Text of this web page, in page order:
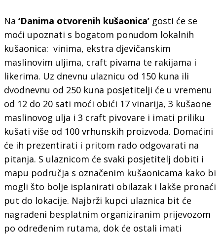
Na ‘Danima otvorenih kušaonica’gosti će se
moći upoznati s bogatom ponudom lokalnih
kušaonica: vinima, ekstra djevičanskim
maslinovim uljima, craft pivama te rakijama i
likerima. Uz dnevnu ulaznicu od 150 kuna ili
dvodnevnu od 250 kuna posjetitelji će u vremenu
od 12 do 20 sati moći obići 17 vinarija, 3 kušaone
maslinovog ulja i 3 craft pivovare i imati priliku
kušati više od 100 vrhunskih proizvoda. Domaćini
će ih prezentirati i pritom rado odgovarati na
pitanja. S ulaznicom će svaki posjetitelj dobiti i
mapu područja s označenim kušaonicama kako bi
mogli što bolje isplanirati obilazak i lakše pronaći
put do lokacije. Najbrži kupci ulaznica bit će
nagrađeni besplatnim organiziranim prijevozom
po određenim rutama, dok će ostali imati